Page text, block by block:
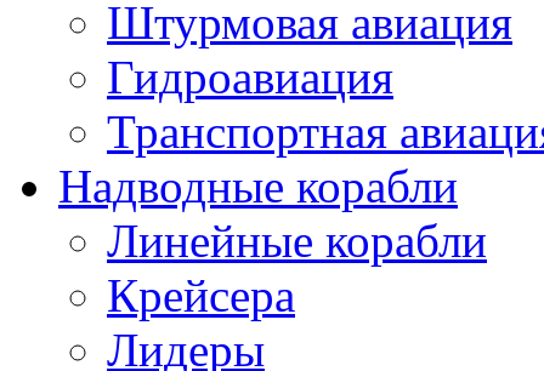
Штурмовая авиация
Гидроавиация
Транспортная
Надводные корабли
Линейные корабли
Крейсера
Лидеры